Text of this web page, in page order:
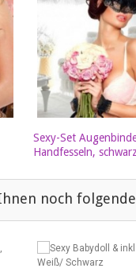
Sexy-Set
Handfesseln, schwarz
noch folgende